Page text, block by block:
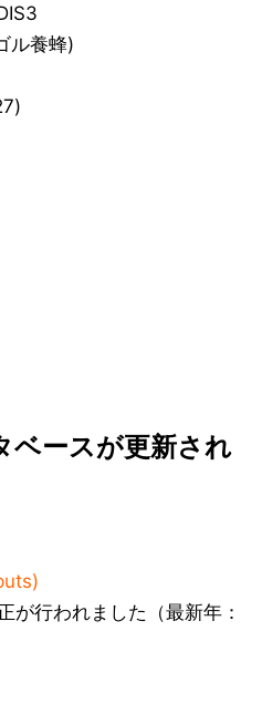
ル養蜂)
ベースが更新され
が行われました（最新年：